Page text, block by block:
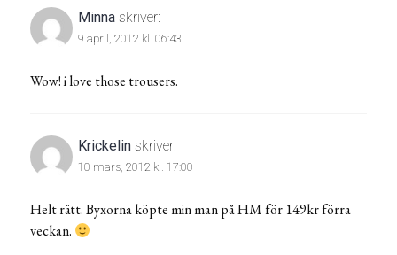
Minna skriver:
9 april, 2012 kl. 06:43
Wow! i love those trousers.
Krickelin skriver:
10 mars, 2012 kl. 17:00
Helt rätt. Byxorna köpte min man på HM för 149kr förra
veckan.